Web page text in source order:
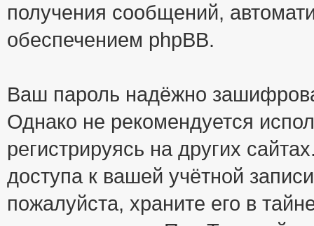
получения сообщений,
обеспечением phpBB.
Ваш пароль надёжно
Однако не рекомендуется
регистрируясь на других
доступа к вашей учётной
пожалуйста, храните его в